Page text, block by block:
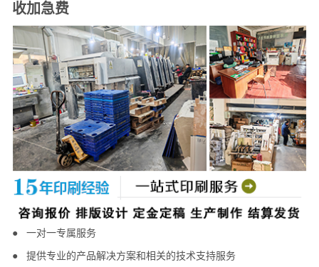
收加急费
● 一对一专属服务
● 提供专业的产品解决方案和相关的技术支持服务